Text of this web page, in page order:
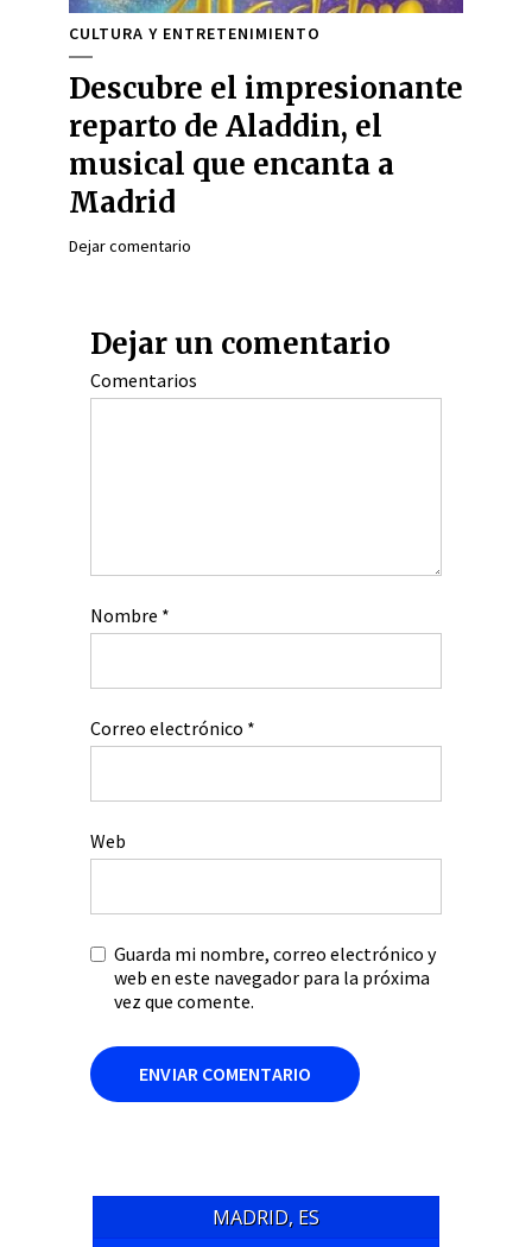
CULTURA Y ENTRETENIMIENTO
Descubre el impresionante
reparto de Aladdin, el
musical que encanta a
Madrid
Dejar comentario
Dejar un comentario
Comentarios
Nombre *
Correo electrónico *
Web
Guarda mi nombre, correo electrónico y
web en este navegador para la próxima
vez que comente.
MADRID, ES